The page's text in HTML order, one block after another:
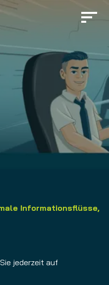
Informationsflüsse,
jederzeit auf